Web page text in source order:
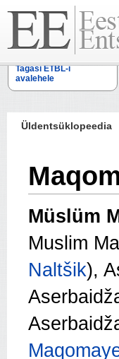
Tagasi ETBL-i
avalehele
Üldentsüklopeedia
Müslüm
Muslim
Naltšik),